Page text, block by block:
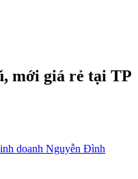
mới giá rẻ tại TP